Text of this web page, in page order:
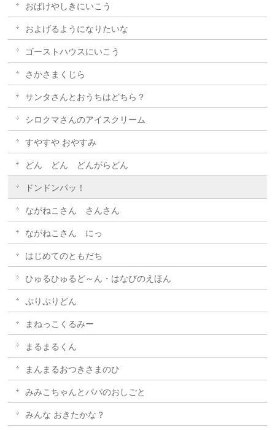
おばけやしきにいこう
およげるようになりたいな
ゴーストハウスにいこう
さかさまくじら
サンタさんとおうちはどちら？
シロクマさんのアイスクリーム
すやすや おやすみ
どん どん どんがらどん
ドンドンパッ！
ながねこさん さんさん
ながねこさん にっ
はじめてのともだち
ひゅるひゅるど～ん・はなびのえほん
ぷりぷりどん
まねっこくるみー
まるまるくん
まんまるおつきさまのひ
みみこちゃんとパパのおしごと
みんな おきたかな？